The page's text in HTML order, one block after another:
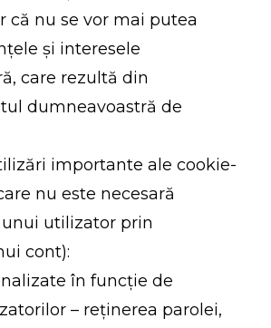
că nu se vor mai putea
și interesele
care rezultă din
dumneavoastră de
importante ale cookie-
nu este necesară
utilizator prin
cont):
în funcție de
– reținerea parolei,